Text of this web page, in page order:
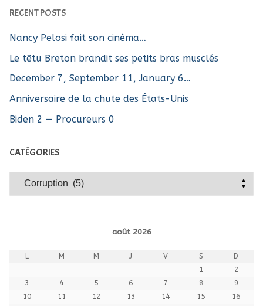
RECENT POSTS
Nancy Pelosi fait son cinéma…
Le têtu Breton brandit ses petits bras musclés
December 7, September 11, January 6…
Anniversaire de la chute des États-Unis
Biden 2 — Procureurs 0
CATÉGORIES
Catégories
août 2026
L M M J V S
D
1
2
3
4 5 6 7 8
9
10
11 12 13 14 15
16